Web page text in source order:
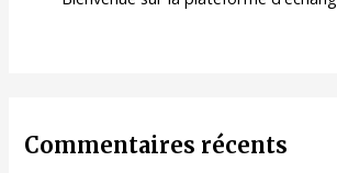
Commentaires récents